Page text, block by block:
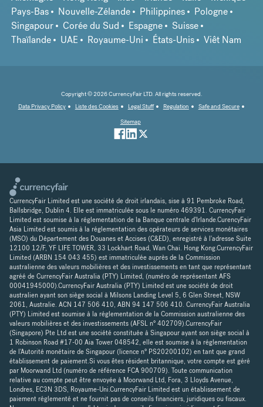
Pays-Bas
Nouvelle-Zélande Philippines
Pologne
Singapour
Corée du Sud Espagne
Suisse
Thaïlande
UAE Royaume-Uni États-Unis Viêt Nam
Copyright © 2026 CurrencyFair LTD. All rights reserved.
Data Privacy Policy
Liste des Cookies Legal Stuff Regulation
Safe and Secure
Sitemap
CurrencyFair Limited est une société de droit irlandais, sise à 91 Pembroke Road,
Ballsbridge, Dublin 4. Elle est immatriculée sous le numéro 469391. CurrencyFair
Limited est soumise à la réglementation de la Banque centrale d'Irlande.CurencyFair
Asia Limited est soumis à la réglementation des opérateurs de services monétaires
(MSO) du Département des Douanes et Accises (C&ED), enregistré à l'adresse Suite
12100 12/F, YF LIFE TOWER, 33 Lockhart Road, Wan Chai. Hong Kong.CurrencyFair
Limited (ARBN 154 043 455) est immatriculée auprès de la Commission
australienne des valeurs mobilières et des investissements en tant que représentant
agréé de CurrencyFair Australia (PTY) Limited, (numéro de représentant AFS
00041945000).CurrencyFair Australia (PTY) Limited est une société de droit
australien ayant son siège social à Milsons Landing Level 5, 6 Glen Street, NSW
2061, Australie. ACN 147 506 410, ABN 94 147 506 410. CurrencyFair Australia
(PTY) Limited est soumise à la réglementation de la Commission australienne des
valeurs mobilières et des investissements (AFSL n° 402709).CurrencyFair
(Singapore) Pte Ltd est une société constituée à Singapour ayant son siège social à
1 Robinson Road #17-00 Aia Tower 048542, elle est soumise à la réglementation
de l'Autorité monétaire de Singapour (licence n° PS20200102) en tant que grand
établissement de paiement.Si vous êtes résident britannique, votre compte est géré
par Moorwand Ltd (numéro de référence FCA 900709). Toute communication
relative au compte peut être envoyée à Moorwand Ltd, Fora, 3 Lloyds Avenue,
Londres, EC3N 3DS, Royaume-Uni.CurrencyFair Limited est un établissement de
paiement réglementé et ne fournit pas de conseils financiers, juridiques ou fiscaux.